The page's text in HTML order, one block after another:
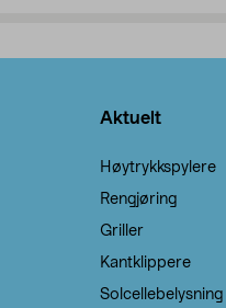
Aktuelt
Høytrykkspylere
Rengjøring
Griller
Kantklippere
Solcellebelysning